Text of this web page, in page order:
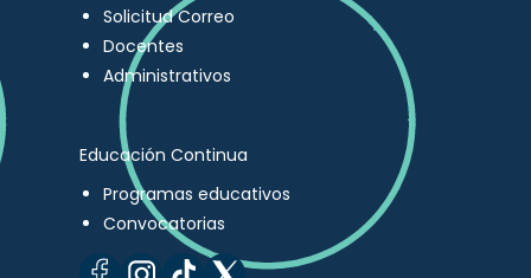
Solicitud Correo
Docentes
Administrativos
Educación Continua
Programas educativos
Convocatorias